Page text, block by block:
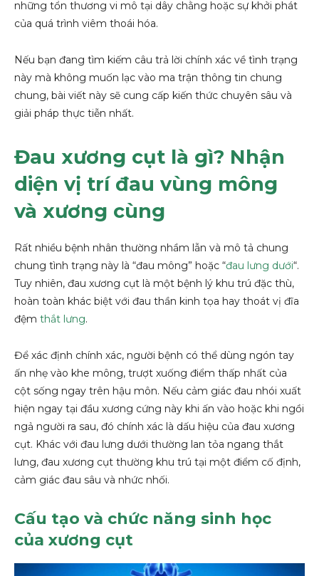
những tổn thương vi mô tại dây chằng hoặc sự khởi phát
của quá trình viêm thoái hóa.
Nếu bạn đang tìm kiếm câu trả lời chính xác về tình trạng
này mà không muốn lạc vào ma trận thông tin chung
chung, bài viết này sẽ cung cấp kiến thức chuyên sâu và
giải pháp thực tiễn nhất.
Đau xương cụt là gì? Nhận
diện vị trí đau vùng mông
và xương cùng
Rất nhiều bệnh nhân thường nhầm lẫn và mô tả chung
chung tình trạng này là “đau mông” hoặc “đau lưng dưới“.
Tuy nhiên, đau xương cụt là một bệnh lý khu trú đặc thù,
hoàn toàn khác biệt với đau thần kinh tọa hay thoát vị đĩa
đệm thắt lưng.
Để xác định chính xác, người bệnh có thể dùng ngón tay
ấn nhẹ vào khe mông, trượt xuống điểm thấp nhất của
cột sống ngay trên hậu môn. Nếu cảm giác đau nhói xuất
hiện ngay tại đầu xương cứng này khi ấn vào hoặc khi ngồi
ngả người ra sau, đó chính xác là dấu hiệu của đau xương
cụt. Khác với đau lưng dưới thường lan tỏa ngang thắt
lưng, đau xương cụt thường khu trú tại một điểm cố định,
cảm giác đau sâu và nhức nhối.
Cấu tạo và chức năng sinh học
của xương cụt